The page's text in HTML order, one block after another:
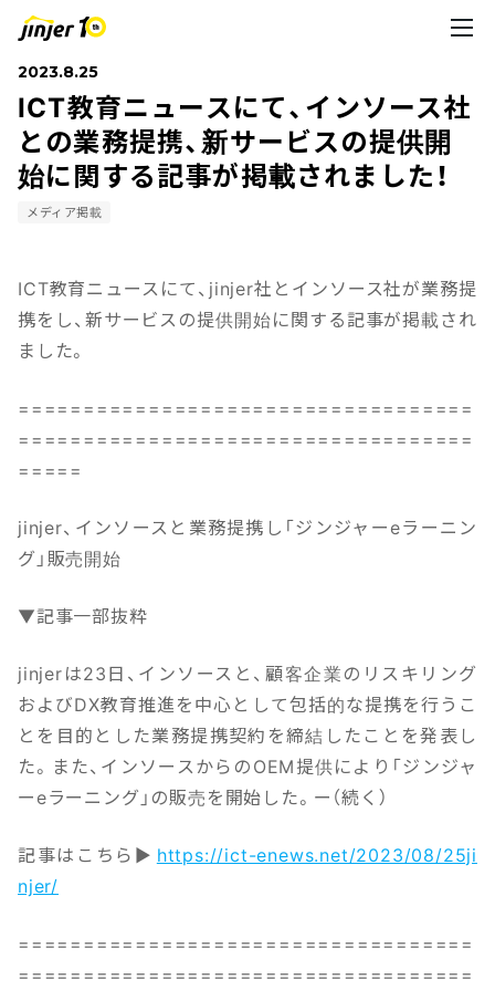
2023.8.25
ICT教育ニュースにて、インソース社
との業務提携、新サービスの提供開
始に関する記事が掲載されました！
メディア掲載
ICT教育ニュースにて、jinjer社とインソース社が業務提
携をし、新サービスの提供開始に関する記事が掲載され
ました。
===================================
===================================
=====
jinjer、インソースと業務提携し「ジンジャーeラーニン
グ」販売開始
▼記事一部抜粋
jinjerは23日、インソースと、顧客企業のリスキリング
およびDX教育推進を中心として包括的な提携を行うこ
とを目的とした業務提携契約を締結したことを発表し
た。また、インソースからのOEM提供により「ジンジャ
ーeラーニング」の販売を開始した。ー（続く）
記事はこちら▶ https://ict-enews.net/2023/08/25ji
njer/
===================================
===================================